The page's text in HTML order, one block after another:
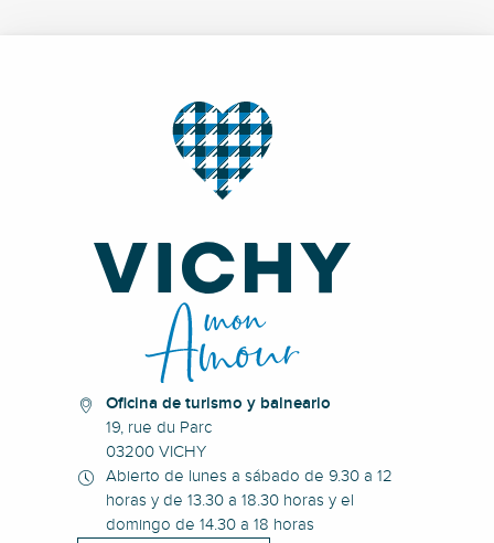
Oficina de turismo y balneario
19, rue du Parc
03200 VICHY
Abierto de lunes a sábado de 9.30 a 12
horas y de 13.30 a 18.30 horas y el
domingo de 14.30 a 18 horas